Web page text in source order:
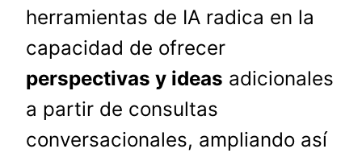
herramientas de IA radica en la
capacidad de ofrecer
perspectivas y ideas adicionales
a partir de consultas
conversacionales, ampliando así